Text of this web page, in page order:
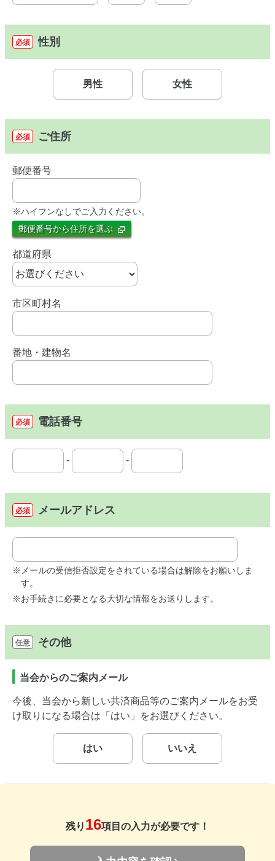
必須 性別
男性 女性
必須 ご住所
郵便番号
※ハイフンなしでご入力ください。
郵便番号から住所を選ぶ
都道府県
市区町村名
番地・建物名
必須 電話番号
- -
必須 メールアドレス
※メールの受信拒否設定をされている場合は解除をお願いしま
す。
※お手続きに必要となる大切な情報をお送りします。
任意 その他
当会からのご案内メール
今後、当会から新しい共済商品等のご案内メールをお受
け取りになる場合は「はい」をお選びください。
はい いいえ
残り 16項目の入力が必要です！